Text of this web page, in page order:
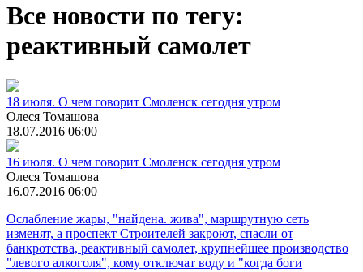
Все новости по тегу:
реактивный самолет
18 июля. О чем говорит Смоленск сегодня утром
Олеся Томашова
18.07.2016 06:00
16 июля. О чем говорит Смоленск сегодня утром
Олеся Томашова
16.07.2016 06:00
Ослабление жары, "найдена. жива", маршрутную сеть
изменят, а проспект Строителей закроют, спасли от
банкротства, реактивный самолет, крупнейшее производство
"левого алкоголя", кому отключат воду и "когда боги